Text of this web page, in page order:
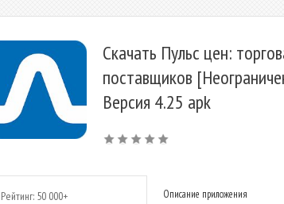
Скачать Пульс цен:
поставщиков
Версия 4.25 apk
Рейтинг: 50 000+
Описание приложения